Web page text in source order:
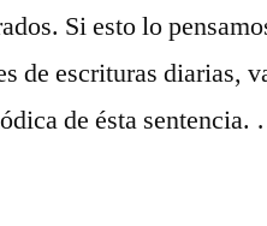
Si esto lo
de escrituras diarias,
de ésta sentencia.